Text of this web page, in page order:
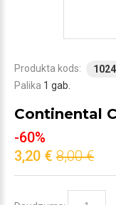
Produkta kods:
Palika 1 gab.
Continental
-60%
3,20 € 8,00 €